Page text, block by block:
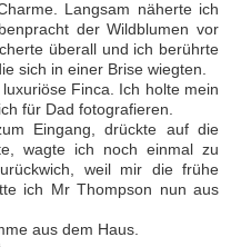
Langsam näherte ich
der Wildblumen vor
überall und ich berührte
sich in einer Brise wiegten.
Finca. Ich holte mein
für Dad fotografieren.
Eingang, drückte auf die
wagte ich noch einmal zu
weil mir die frühe
ich Mr Thompson nun aus
aus dem Haus.